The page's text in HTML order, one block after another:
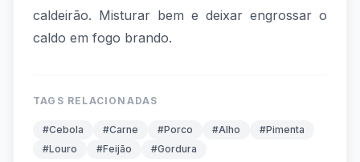
caldeirão. Misturar bem e deixar engrossar o
caldo em fogo brando.
TAGS RELACIONADAS
#Cebola #Carne #Porco #Alho
#Pimenta
#Louro
#Feijão #Gordura